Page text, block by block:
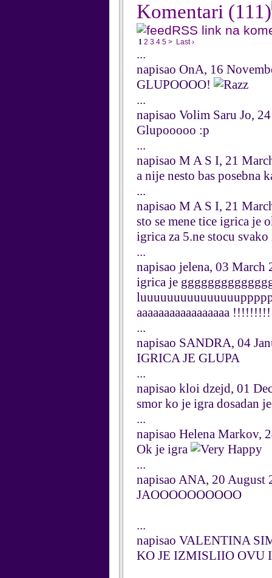
Komentari (111)
RSS link na
1 2 3 4 5 > Last ›
...
napisao OnA, 16
GLUPOOOO!
...
napisao Volim Saru Jo,
Glupooooo :p
...
napisao M A S I, 21
a nije nesto bas posebna
...
napisao M A S I, 21
sto se mene tice igrica je
igrica za 5.ne stocu
...
napisao jelena, 03 March
igrica je
aaaaaaaaaaaaaaaaa
...
napisao SANDRA, 04
IGRICA JE GLUPA
...
napisao kloi dzejd, 01
smor ko je igra dosadan
...
napisao Helena Markov,
Ok je igra
...
napisao ANA, 20 August
JAOOOOOOOOOO
...
napisao VALENTINA
KO JE IZMISLIIO OVU